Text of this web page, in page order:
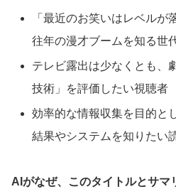
「最近のお笑いはレベルが
往年の漫才ブームを知る世
テレビ露出は少なくとも、
技術」を評価したい視聴者
効率的な情報収集を目的と
結果やシステムを知りたい
AIがなぜ、このタイトルとサマ